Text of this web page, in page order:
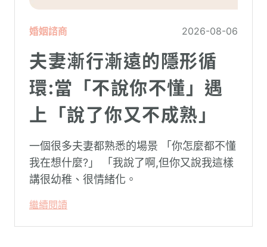
婚姻諮商 2026-08-06
夫妻漸行漸遠的隱形循
環:當「不說你不懂」遇
上「說了你又不成熟」
一個很多夫妻都熟悉的場景 「你怎麼都不懂
我在想什麼?」 「我說了啊,但你又說我這樣
講很幼稚、很情緒化。
繼續閱讀